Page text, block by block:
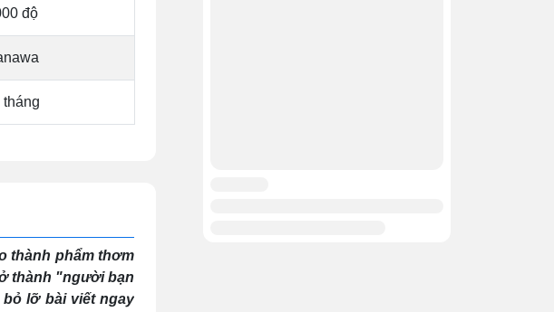
độ
tháng
thành phẩm thơm
thành "người bạn
lỡ bài viết ngay